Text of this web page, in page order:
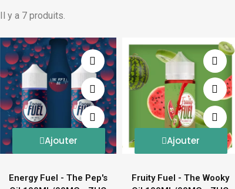
Il y a 7 produits.
Ajouter
Energy Fuel - The Pep's
Ajouter
Fruity Fuel - The Wooky